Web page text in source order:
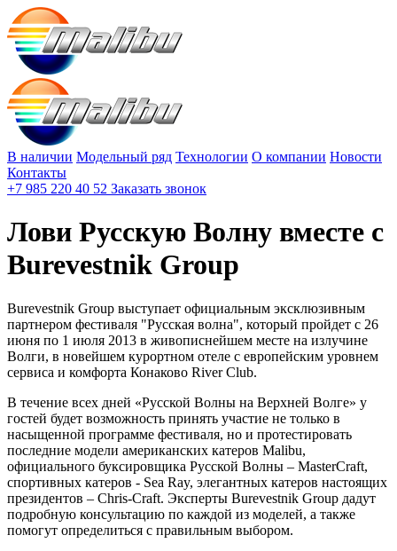
В наличии Модельный ряд Технологии О компании Новости
Контакты
+7 985 220 40 52 Заказать звонок
Лови Русскую Волну вместе с
Burevestnik Group
Burevestnik Group выступает официальным эксклюзивным
партнером фестиваля "Русская волна", который пройдет с 26
июня по 1 июля 2013 в живописнейшем месте на излучине
Волги, в новейшем курортном отеле с европейским уровнем
сервиса и комфорта Конаково River Club.
В течение всех дней «Русской Волны на Верхней Волге» у
гостей будет возможность принять участие не только в
насыщенной программе фестиваля, но и протестировать
последние модели американских катеров Malibu,
официального буксировщика Русской Волны – MasterCraft,
спортивных катеров - Sea Ray, элегантных катеров настоящих
президентов – Chris-Craft. Эксперты Burevestnik Group дадут
подробную консультацию по каждой из моделей, а также
помогут определиться с правильным выбором.